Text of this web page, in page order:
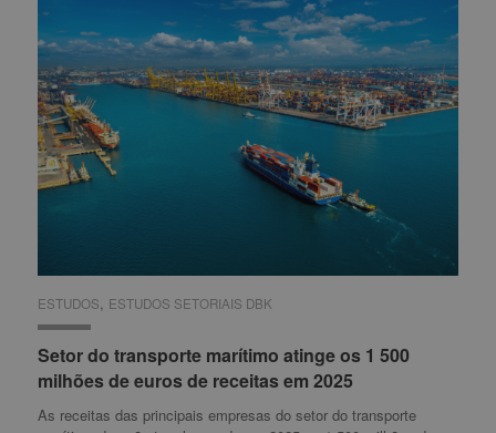
ESTUDOS, ESTUDOS SETORIAIS DBK
Setor do transporte marítimo atinge os 1 500
milhões de euros de receitas em 2025
As receitas das principais empresas do setor do transporte
ESTUDOS ESTUDOS SETORIAIS DBK
Setor do transporte marítimo atinge os 1 500
milhões de euros de receitas em 2025